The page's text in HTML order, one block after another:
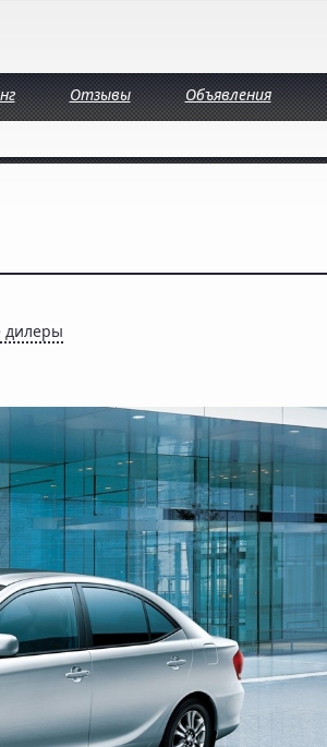
Отзывы Объявления